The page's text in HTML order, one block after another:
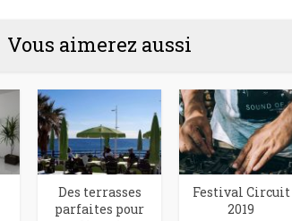
Vous aimerez aussi
Des terrasses
parfaites pour
Festival Circuit
2019